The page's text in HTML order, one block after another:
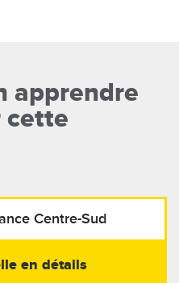
apprendre
cette
Centre-Sud
en détails